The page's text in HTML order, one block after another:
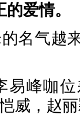
爱情。
气越
峰咖位
威，赵